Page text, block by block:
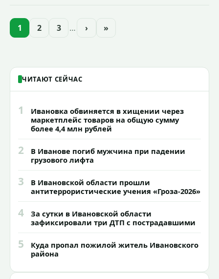
проекта подсветки исторических
1 2 3 … › »
ЧИТАЮТ СЕЙЧАС
1
Ивановка обвиняется в хищении через
маркетплейс товаров на общую сумму
более 4,4 млн рублей
2
В Иванове погиб мужчина при падении
грузового лифта
3
В Ивановской области прошли
антитеррористические учения «Гроза-2026»
4
За сутки в Ивановской области
зафиксировали три ДТП с пострадавшими
5
Куда пропал пожилой житель Ивановского
района